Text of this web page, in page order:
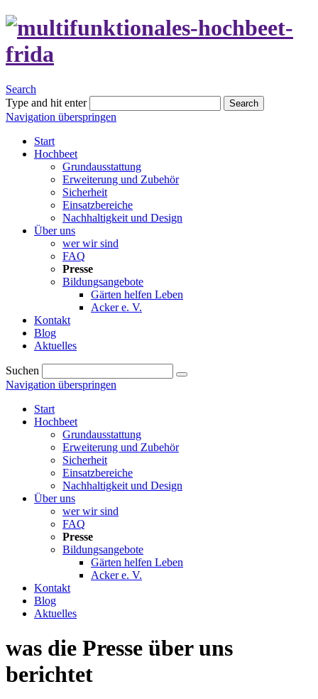
Search
Type and hit enter
Search
Navigation überspringen
Start
Hochbeet
Grundausstattung
Erweiterung und Zubehör
Sicherheit
Einsatzbereiche
Nachhaltigkeit und Design
Über uns
wer wir sind
FAQ
Presse
Bildungsangebote
Gärten helfen Leben
Acker e. V.
Kontakt
Blog
Aktuelles
Suchen
Navigation überspringen
Start
Hochbeet
Grundausstattung
Erweiterung und Zubehör
Sicherheit
Einsatzbereiche
Nachhaltigkeit und Design
Über uns
wer wir sind
FAQ
Presse
Bildungsangebote
Gärten helfen Leben
Acker e. V.
Kontakt
Blog
Aktuelles
was die Presse über uns
berichtet